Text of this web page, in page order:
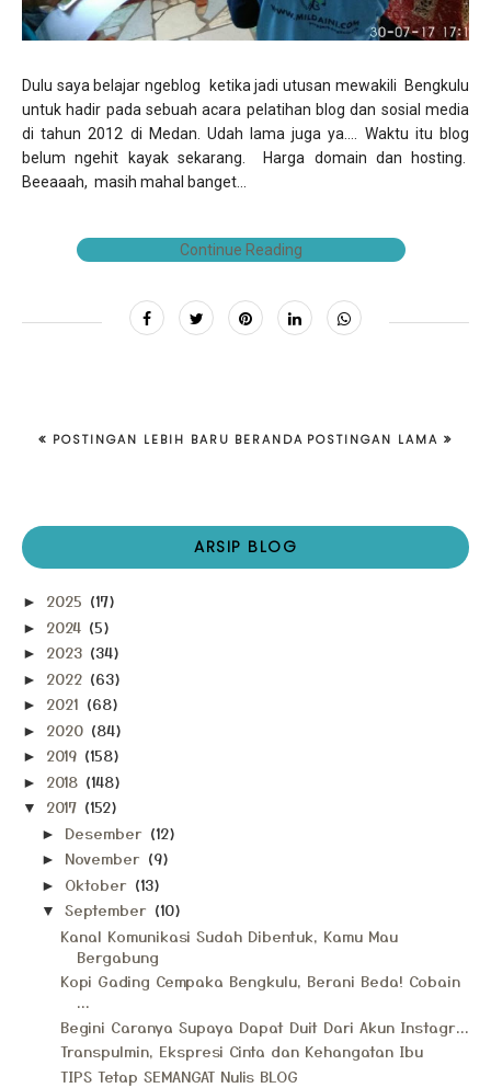
Dulu saya belajar ngeblog ketika jadi utusan mewakili Bengkulu
untuk hadir pada sebuah acara pelatihan blog dan sosial media
di tahun 2012 di Medan. Udah lama juga ya.... Waktu itu blog
belum ngehit kayak sekarang. Harga domain dan hosting.
Beeaaah, masih mahal banget...
Continue Reading
POSTINGAN LEBIH BARU POSTINGAN LAMA
BERANDA
ARSIP BLOG
► 2025 (17)
► 2024 (5)
► 2023 (34)
► 2022 (63)
► 2021 (68)
► 2020 (84)
► 2019 (158)
► 2018 (148)
▼ 2017 (152)
► Desember (12)
► November (9)
► Oktober (13)
▼ September (10)
Kanal Komunikasi Sudah Dibentuk, Kamu Mau
Bergabung
Kopi Gading Cempaka Bengkulu, Berani Beda! Cobain
...
Begini Caranya Supaya Dapat Duit Dari Akun Instagr...
Transpulmin, Ekspresi Cinta dan Kehangatan Ibu
TIPS Tetap SEMANGAT Nulis BLOG